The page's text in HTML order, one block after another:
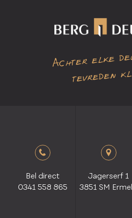
Achter elke
tevreden
Bel direct
0341 558 865
Jagerserf 1
3851 SM